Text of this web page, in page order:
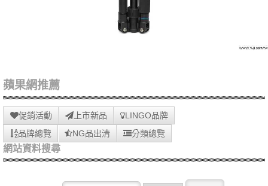
蘋果網推薦
促銷活動 上市新品
LINGO品牌
品牌總覽
NG品出清 分類總覽
網站資料搜尋